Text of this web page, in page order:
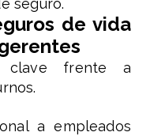
seguro.
de vida
clave frente a
a empleados